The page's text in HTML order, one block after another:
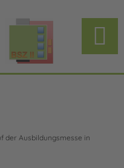
der Ausbildungsmesse in